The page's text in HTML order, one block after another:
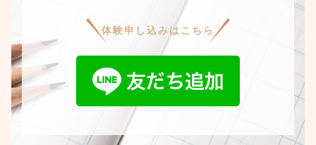
体験申し込みはこちら